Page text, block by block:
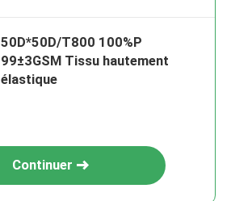
50D*50D/T800 100%P
99±3GSM Tissu hautement
élastique
Continuer